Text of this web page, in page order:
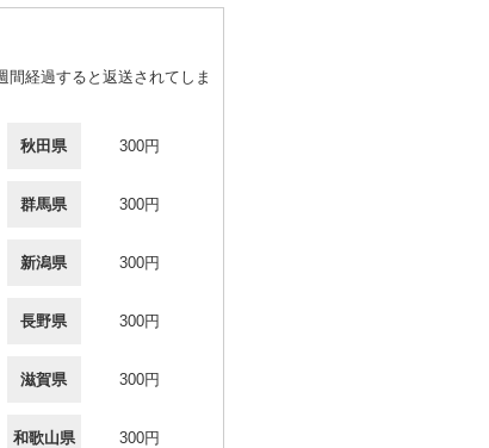
間経過すると返送されてしま
秋田県 300円
群馬県 300円
新潟県 300円
長野県 300円
滋賀県 300円
和歌山県 300円